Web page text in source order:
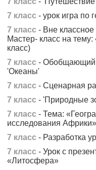
7 класс - урок игра по
7 класс - Вне
Мастер- класс на тему:
класс)
7 класс - Обобщающий
'Океаны'
7 класс - Сценарная
7 класс - 'Природные
7 класс - Тема:
исследования Африки»
7 класс - Разработка
7 класс - Урок с
«Литосфера»